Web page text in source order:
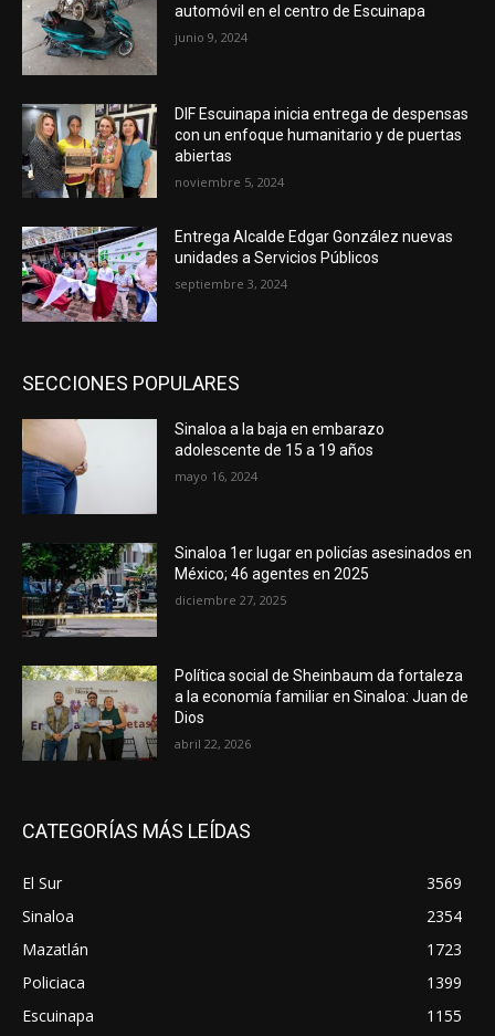
automóvil en el centro de Escuinapa
junio 9, 2024
DIF Escuinapa inicia entrega de despensas
con un enfoque humanitario y de puertas
abiertas
noviembre 5, 2024
Entrega Alcalde Edgar González nuevas
unidades a Servicios Públicos
septiembre 3, 2024
SECCIONES POPULARES
Sinaloa a la baja en embarazo
adolescente de 15 a 19 años
mayo 16, 2024
Sinaloa 1er lugar en policías asesinados en
México; 46 agentes en 2025
diciembre 27, 2025
Política social de Sheinbaum da fortaleza
a la economía familiar en Sinaloa: Juan de
Dios
abril 22, 2026
CATEGORÍAS MÁS LEÍDAS
El Sur
3569
Sinaloa
2354
Mazatlán
1723
Policiaca
1399
Escuinapa
1155